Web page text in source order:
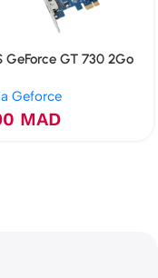
GeForce GT 730 2Go
Geforce
MAD